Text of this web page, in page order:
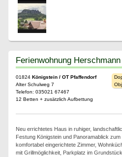
Ferienwohnung Herschmann
01824 Königstein / OT Pfaffendorf
Alter Schulweg 7
Telefon: 035021 67467
12 Betten + zusätzlich Aufbettung
Neu errichtetes Haus in ruhiger,
Festung Königstein und Panoramablick
komfortabel eingerichtete Zimmer,
mit Grillmöglichkeit, Parkplatz im